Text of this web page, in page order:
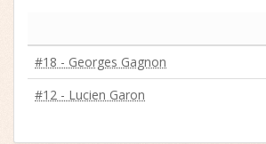
#18 - Georges Gagnon
#12 - Lucien Garon